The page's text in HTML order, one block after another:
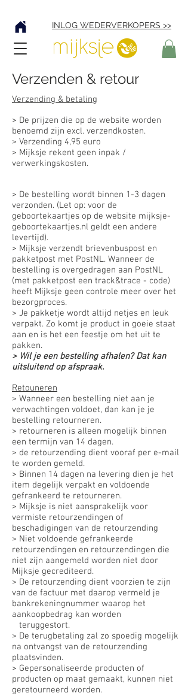
INLOG WEDERVERKOPERS >>
Verzenden & retour
Verzending & betaling
> De prijzen die op de website worden
benoemd zijn excl. verzendkosten.
> Verzending 4,95 euro
> Mijksje rekent geen inpak /
verwerkingskosten.
> De bestelling wordt binnen 1-3 dagen
verzonden. (Let op: voor de
geboortekaartjes op de website mijksje-
geboortekaartjes.nl geldt een andere
levertijd).
> Mijksje verzendt brievenbuspost en
pakketpost met PostNL. Wanneer de
bestelling is overgedragen aan PostNL
(met pakketpost een track&trace - code)
heeft Mijksje geen controle meer over het
bezorgproces.
> Je pakketje wordt altijd netjes en leuk
verpakt. Zo komt je product in goeie staat
aan en is het een feestje om het uit te
pakken.
> Wil je een bestelling afhalen? Dat kan
uitsluitend op afspraak.
Retouneren
> Wanneer een bestelling niet aan je
verwachtingen voldoet, dan kan je je
bestelling retourneren.
> retourneren is alleen mogelijk binnen
een termijn van 14 dagen.
> de retourzending dient vooraf per e-mail
te worden gemeld.
> Binnen 14 dagen na levering dien je het
item degelijk verpakt en voldoende
gefrankeerd te retourneren.
> Mijksje is niet aansprakelijk voor
vermiste retourzendingen of
beschadigingen van de retourzending
> Niet voldoende gefrankeerde
retourzendingen en retourzendingen die
niet zijn aangemeld worden niet door
Mijksje gecrediteerd.
> De retourzending dient voorzien te zijn
van de factuur met daarop vermeld je
bankrekeningnummer waarop het
aankoopbedrag kan worden
teruggestort.
> De terugbetaling zal zo spoedig mogelijk
na ontvangst van de retourzending
plaatsvinden.
> Gepersonaliseerde producten of
producten op maat gemaakt, kunnen niet
geretourneerd worden.